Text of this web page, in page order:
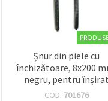
Șnur din piele cu
închizătoare, 8x200
negru, pentru înșirat
litere
COD: 701676